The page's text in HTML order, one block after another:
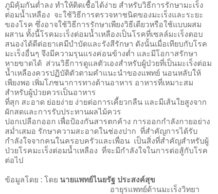
ภูมิคุ้มกันต่ำลง ทำให้ติดเชื้อได้ง่าย สำหรับวิธีการรักษามะเร็ง
ต่อมน้ำเหลือง จะใช้วิธีการตรวจหาชนิดของมะเร็งและระยะ
ของโรค ซึ่งอาจใช้วิธีการรักษาเพียงวิธีเดียวหรือใช้แบบผสม
ผสาน ทั้งนี้โรคมะเร็งต่อมน้ำเหลืองเป็นโรคที่เซลล์มะเร็งตอบ
สนองได้ดีต่อยาเคมีบำบัดและรังสีรักษา ดังนั้นเมื่อเทียบกับโรค
มะเร็งอื่นๆ จึงมีความรุนแรงค่อนข้างต่ำ และมีโอกาสรักษา
หายขาดได้ ส่วนวิธีการดูแลตัวเองสำหรับผู้ป่วยที่เป็นมะเร็งต่อม
น้ำเหลืองควรปฏิบัติตัวตามคำแนะนำของแพทย์ นอนหลับให้
เพียงพอ เพิ่มโภชนาการทางด้านอาหาร อาหารที่เหมาะสม
สำหรับผู้ป่วยควรเป็นอาหาร
ที่สุก สะอาด ย่อยง่าย ง่ายต่อการเคี้ยวกลืน และมีเส้นใยสูงจาก
ผักสดและการรับประทานผลไม้ควร
ปอกเปลือกออก เพื่อป้องกันสารตกค้าง การออกกำลังกายอย่าง
สม่ำเสมอ รักษาความสะอาดในช่องปาก ที่สำคัญการได้รับ
กำลังใจจากคนในครอบครัวและเพื่อน เป็นสิ่งที่สำคัญสำหรับผู้
ป่วยโรคมะเร็งต่อมน้ำเหลือง ที่จะมีกำลังใจในการต่อสู้กับโรค
ต่อไป
ข้อมูลโดย : โดย นายแพทย์ไนยรัฐ ประสงค์สุข
อายุรแพทย์ด้านมะเร็งวิทยา